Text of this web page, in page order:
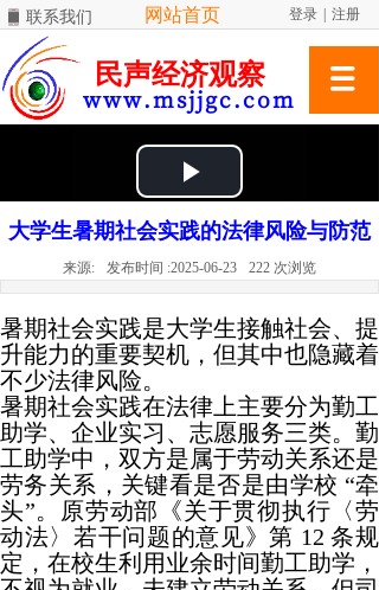
网站首页 登录 注册
联系我们
民声经济观察
www.msjjgc.com
大学生暑期社会实践的法律风险与防范
来源: 发布时间 :2025-06-23 222 次浏览
暑期社会实践是大学生接触社会、提
升能力的重要契机，但其中也隐藏着
不少法律风险。
暑期社会实践在法律上主要分为勤工
助学、企业实习、志愿服务三类。勤
工助学中，双方是属于劳动关系还是
劳务关系，关键看是否是由学校 “牵
头”。原劳动部《关于贯彻执行〈劳
动法〉若干问题的意见》第 12 条规
定，在校生利用业余时间勤工助学，